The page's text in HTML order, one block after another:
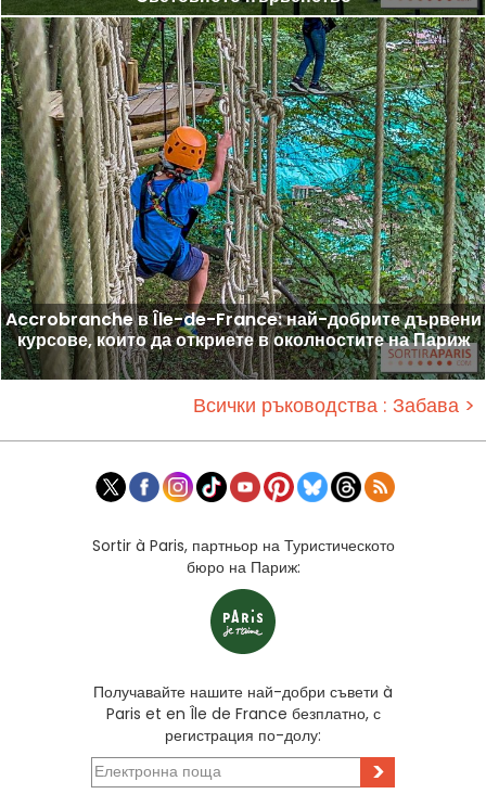
Accrobranche в Île-de-France: най-добрите дървени
курсове, които да откриете в околностите на Париж
Всички ръководства : Забава >
Sortir à Paris, партньор на Туристическото
бюро на Париж:
Получавайте нашите най-добри съвети à
Paris et en Île de France безплатно, с
регистрация по-долу:
>